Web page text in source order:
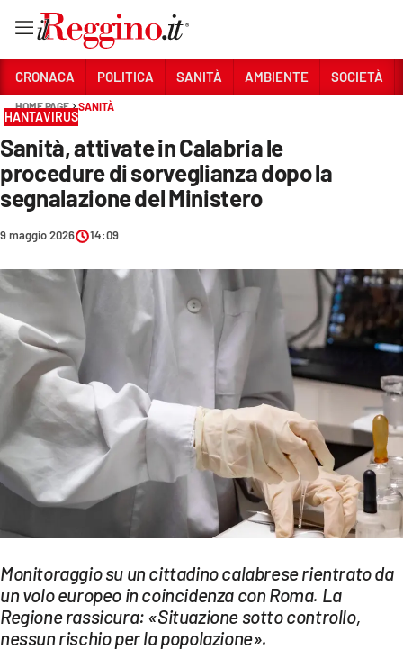
Sezioni
CRONACA
POLITICA
SANITÀ
AMBIENTE
CULTURA
ECONOMIA E LAVORO
EVENTI
Streaming
LAC NETWORK
LAC ONAIR
CRONACA POLITICA SANITÀ AMBIENTE SOCIETÀ
HOME PAGE SANITÀ
HANTAVIRUS
Sanità, attivate in Calabria le
procedure di sorveglianza dopo la
segnalazione del Ministero
9 maggio 2026 14:09
Monitoraggio su un cittadino calabrese rientrato da
un volo europeo in coincidenza con Roma. La
Regione rassicura: «Situazione sotto controllo,
nessun rischio per la popolazione».